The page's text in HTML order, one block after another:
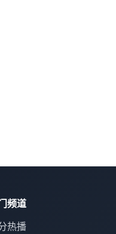
频道
热播